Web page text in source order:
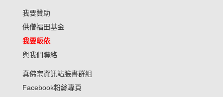
我要贊助
供僧福田基金
我要皈依
與我們聯絡
真佛宗資訊站臉書群組
Facebook粉絲專頁